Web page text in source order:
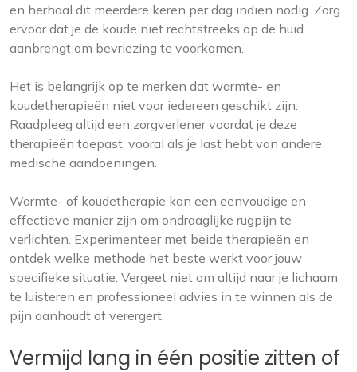
en herhaal dit meerdere keren per dag indien nodig. Zorg
ervoor dat je de koude niet rechtstreeks op de huid
aanbrengt om bevriezing te voorkomen.
Het is belangrijk op te merken dat warmte- en
koudetherapieën niet voor iedereen geschikt zijn.
Raadpleeg altijd een zorgverlener voordat je deze
therapieën toepast, vooral als je last hebt van andere
medische aandoeningen.
Warmte- of koudetherapie kan een eenvoudige en
effectieve manier zijn om ondraaglijke rugpijn te
verlichten. Experimenteer met beide therapieën en
ontdek welke methode het beste werkt voor jouw
specifieke situatie. Vergeet niet om altijd naar je lichaam
te luisteren en professioneel advies in te winnen als de
pijn aanhoudt of verergert.
Vermijd lang in één positie zitten of